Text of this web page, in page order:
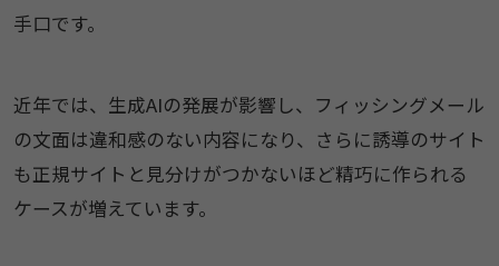
手口です。
近年では、生成AIの発展が影響し、フィッシングメール
の文面は違和感のない内容になり、さらに誘導のサイト
も正規サイトと見分けがつかないほど精巧に作られる
ケースが増えています。